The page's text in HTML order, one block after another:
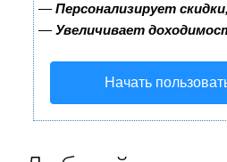
—Персонализирует
—Увеличивает
Начать